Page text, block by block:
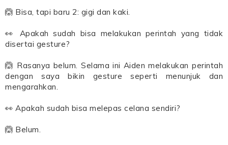
🙆 Bisa, tapi baru 2: gigi dan kaki.
👀 Apakah sudah bisa melakukan perintah yang tidak
disertai gesture?
🙆 Rasanya belum. Selama ini Aiden melakukan perintah
dengan saya bikin gesture seperti menunjuk dan
mengarahkan.
👀 Apakah sudah bisa melepas celana sendiri?
🙆 Belum.